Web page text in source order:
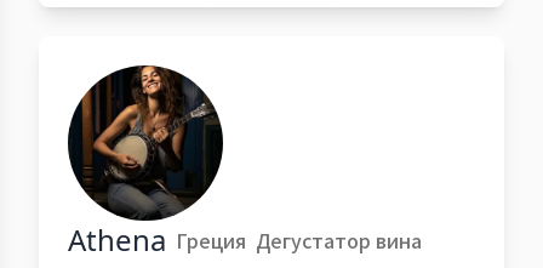
Athena Греция Дегустатор вина